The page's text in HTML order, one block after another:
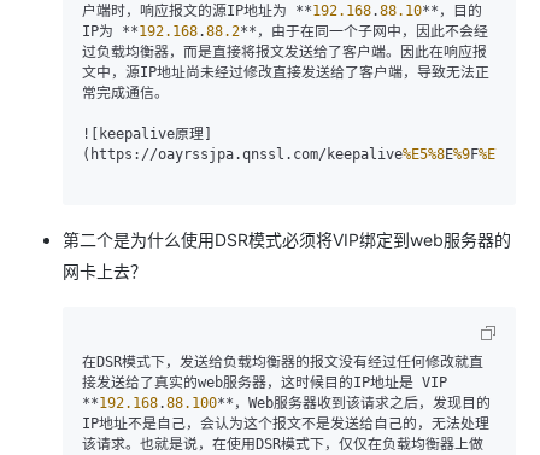
户端时，响应报文的源IP地址为 **192.168.88.10**，目的
IP为 **192.168.88.2**，由于在同一个子网中，因此不会经
过负载均衡器，而是直接将报文发送给了客户端。因此在响应报
文中，源IP地址尚未经过修改直接发送给了客户端，导致无法正
常完成通信。
![keepalive原理]
(https://oayrssjpa.qnssl.com/keepalive%E5%8E%9F%E7
第二个是为什么使用DSR模式必须将VIP绑定到web服务器的
网卡上去？
在DSR模式下，发送给负载均衡器的报文没有经过任何修改就直
接发送给了真实的web服务器，这时候目的IP地址是 VIP
**192.168.88.100**，Web服务器收到该请求之后，发现目的
IP地址不是自己，会认为这个报文不是发送给自己的，无法处理
该请求。也就是说，在使用DSR模式下，仅仅在负载均衡器上做